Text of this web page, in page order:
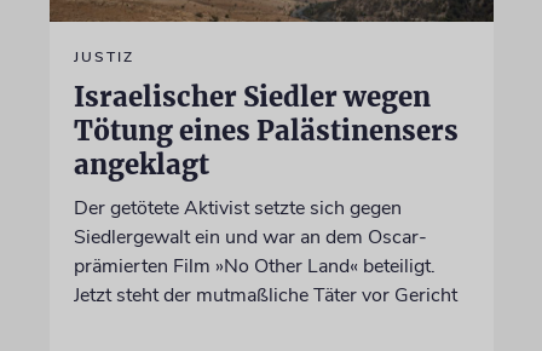
JUSTIZ
Israelischer Siedler wegen
Tötung eines Palästinensers
angeklagt
Der getötete Aktivist setzte sich gegen
Siedlergewalt ein und war an dem Oscar-
prämierten Film »No Other Land« beteiligt.
Jetzt steht der mutmaßliche Täter vor Gericht